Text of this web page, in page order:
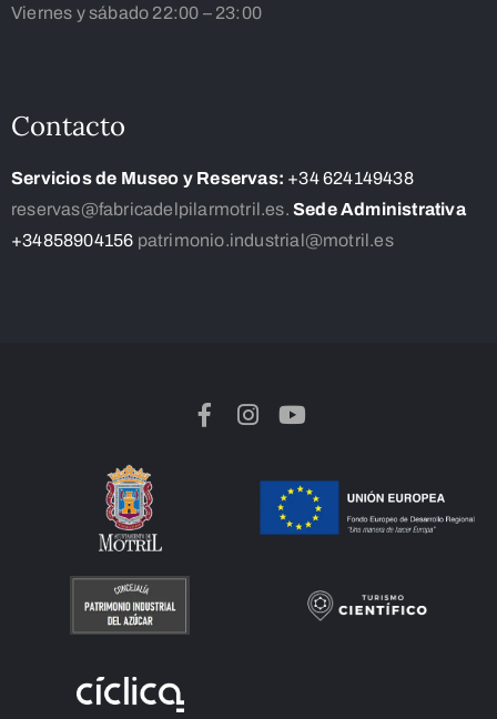
Viernes y sábado 22:00 – 23:00
Contacto
Servicios de Museo y Reservas: +34 624149438
reservas@fabricadelpilarmotril.es. Sede Administrativa
+34858904156 patrimonio.industrial@motril.es